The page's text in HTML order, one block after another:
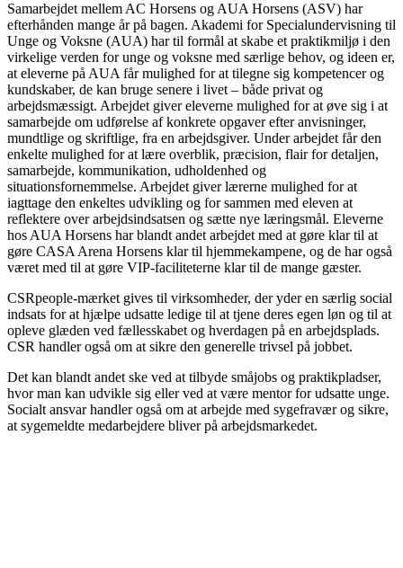
Samarbejdet mellem AC Horsens og AUA Horsens (ASV) har
efterhånden mange år på bagen. Akademi for Specialundervisning til
Unge og Voksne (AUA) har til formål at skabe et praktikmiljø i den
virkelige verden for unge og voksne med særlige behov, og ideen er,
at eleverne på AUA får mulighed for at tilegne sig kompetencer og
kundskaber, de kan bruge senere i livet – både privat og
arbejdsmæssigt. Arbejdet giver eleverne mulighed for at øve sig i at
samarbejde om udførelse af konkrete opgaver efter anvisninger,
mundtlige og skriftlige, fra en arbejdsgiver. Under arbejdet får den
enkelte mulighed for at lære overblik, præcision, flair for detaljen,
samarbejde, kommunikation, udholdenhed og
situationsfornemmelse. Arbejdet giver lærerne mulighed for at
iagttage den enkeltes udvikling og for sammen med eleven at
reflektere over arbejdsindsatsen og sætte nye læringsmål. Eleverne
hos AUA Horsens har blandt andet arbejdet med at gøre klar til at
gøre CASA Arena Horsens klar til hjemmekampene, og de har også
været med til at gøre VIP-faciliteterne klar til de mange gæster.
CSRpeople-mærket gives til virksomheder, der yder en særlig social
indsats for at hjælpe udsatte ledige til at tjene deres egen løn og til at
opleve glæden ved fællesskabet og hverdagen på en arbejdsplads.
CSR handler også om at sikre den generelle trivsel på jobbet.
Det kan blandt andet ske ved at tilbyde småjobs og praktikpladser,
hvor man kan udvikle sig eller ved at være mentor for udsatte unge.
Socialt ansvar handler også om at arbejde med sygefravær og sikre,
at sygemeldte medarbejdere bliver på arbejdsmarkedet.